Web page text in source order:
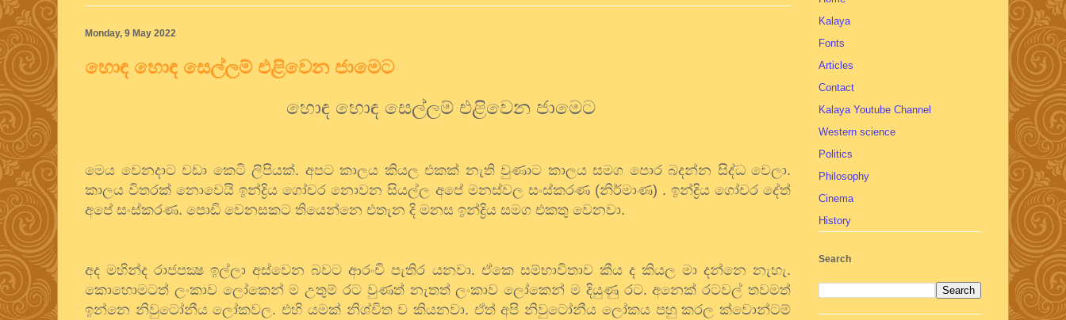
Monday, 9 May 2022
හොඳ හොඳ සෙල්ලම් එළිවෙන ජාමෙට
හොඳ හොඳ සෙල්ලම් එළිවෙන ජාමෙට
මෙය වෙනදාට වඩා කෙටි ලිපියක්. අපට කාලය කියල එකක් නැති වුණාට කාලය සමග පොර බදන්න සිද්ධ වෙලා.
කාලය විතරක් නොවෙයි ඉන්ද්‍රිය ගෝචර නොවන සියල්ල අපේ මනස්වල සංස්කරණ (නිර්මාණ) . ඉන්ද්‍රිය ගෝචර දේත්
අපේ සංස්කරණ. පොඩි වෙනසකට තියෙන්නෙ එතැන දි මනස ඉන්ද්‍රිය සමග එකතු වෙනවා.
අද මහින්ද රාජපක්‍ෂ ඉල්ලා අස්වෙන බවට ආරංචි පැතිර යනවා. ඒකෙ සම්භාවිතාව කීය ද කියල මා දන්නෙ නැහැ.
කොහොමටත් ලංකාව ලෝකෙන් ම උතුම් රට වුණත් නැතත් ලංකාව ලෝකෙන් ම දියුණු රට. අනෙක් රටවල් තවමත්
ඉන්නෙ නිවුටෝනීය ලෝකවල. එහි යමක් නිශ්චිත ව කියනවා. ඒත් අපි නිවුටෝනීය ලෝකය පහු කරල ක්වොන්ටම්
Kalaya
Fonts
Articles
Contact
Kalaya Youtube Channel
Western science
Politics
Philosophy
Cinema
History
Search